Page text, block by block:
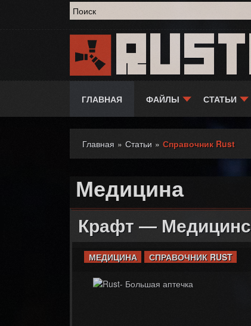
Форма поиска
ГЛАВНАЯ ФАЙЛЫ СТАТЬИ
Вы здесь
Главная » Статьи » Справочник Rust
Медицина
Крафт —
МЕДИЦИНА СПРАВОЧНИК RUST